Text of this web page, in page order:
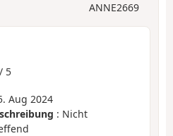
ANNE2669
/ 5
Aug 2024
: Nicht